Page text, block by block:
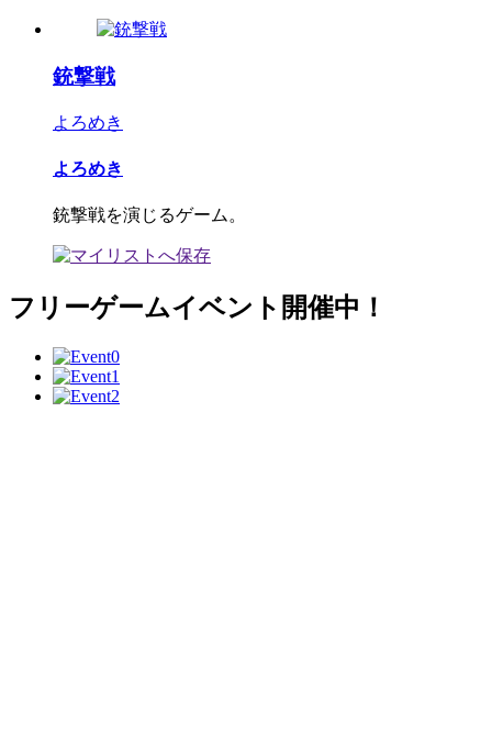
銃撃戦
よろめき
よろめき
銃撃戦を演じるゲーム。
フリーゲームイベント開催中！